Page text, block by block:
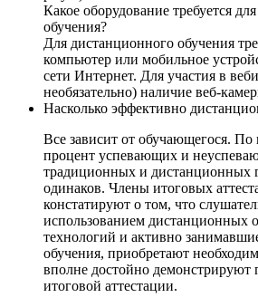
Какое оборудование требуется
обучения?
Для дистанционного обучения
компьютер или мобильное
сети Интернет. Для участия в
необязательно) наличие веб-
Насколько эффективно
Все зависит от обучающегося.
процент успевающих и
традиционных и дистанционных
одинаков. Члены итоговых
констатируют о том, что
использованием дистанционных
технологий и активно
обучения, приобретают
вполне достойно демонстрируют
итоговой аттестации.